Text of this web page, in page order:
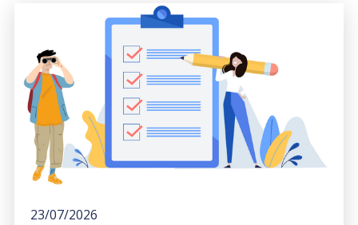
23/07/2026